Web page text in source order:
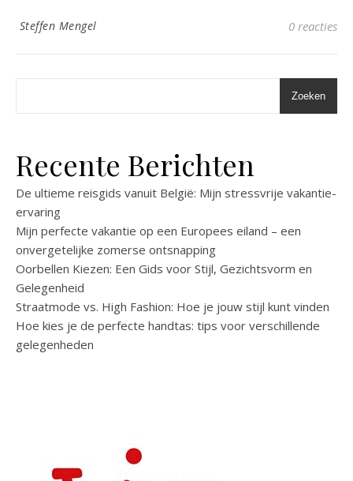
Steffen Mengel 0 reacties
Zoeken
Recente Berichten
De ultieme reisgids vanuit België: Mijn stressvrije vakantie-
ervaring
Mijn perfecte vakantie op een Europees eiland – een
onvergetelijke zomerse ontsnapping
Oorbellen Kiezen: Een Gids voor Stijl, Gezichtsvorm en
Gelegenheid
Straatmode vs. High Fashion: Hoe je jouw stijl kunt vinden
Hoe kies je de perfecte handtas: tips voor verschillende
gelegenheden